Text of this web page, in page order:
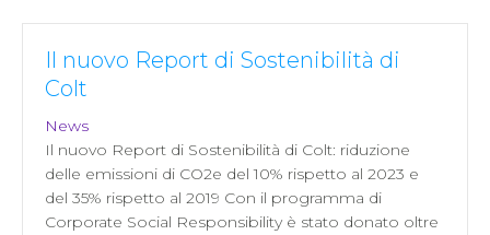
Il nuovo Report di Sostenibilità di
Colt
News
Il nuovo Report di Sostenibilità di Colt: riduzione
delle emissioni di CO2e del 10% rispetto al 2023 e
del 35% rispetto al 2019 Con il programma di
Corporate Social Responsibility è stato donato oltre